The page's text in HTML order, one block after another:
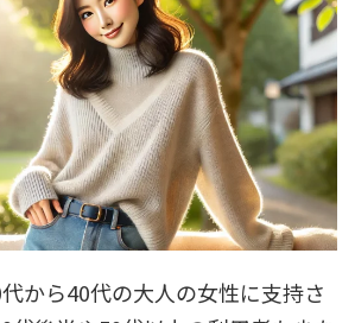
から40代の大人の女性に支持さ